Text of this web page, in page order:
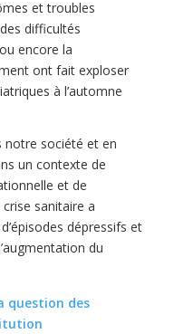
et troubles
difficultés
encore la
ont fait exploser
à l’automne
notre société et en
un contexte de
et de
sanitaire a
dépressifs et
du
question des